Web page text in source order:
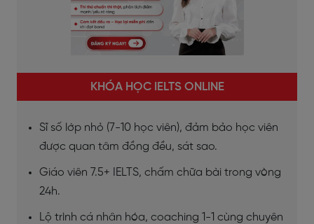
KHÓA HỌC IELTS ONLINE
Sĩ số lớp nhỏ (7-10 học viên), đảm bảo học viên
được quan tâm đồng đều, sát sao.
Giáo viên 7.5+ IELTS, chấm chữa bài trong vòng
24h.
Lộ trình cá nhân hóa, coaching 1-1 cùng chuyên